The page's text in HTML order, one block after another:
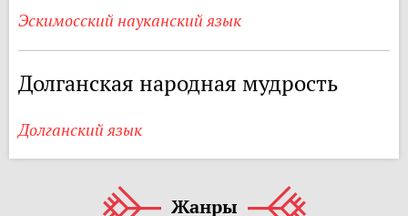
Эскимосский науканский язык
Долганская народная мудрость
Долганский язык
Жанры